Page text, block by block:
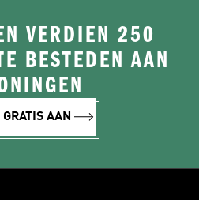
VERDIEN 250
BESTEDEN AAN
AAN